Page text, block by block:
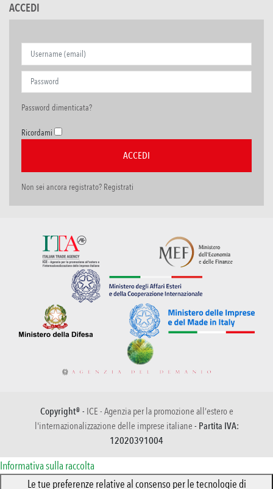
ACCEDI
Password dimenticata?
Ricordami
Non sei ancora registrato? Registrati
Copyright® - ICE - Agenzia per la promozione all’estero e
l'internazionalizzazione delle imprese italiane - Partita IVA:
12020391004
Informativa sulla raccolta
Le tue preferenze relative al consenso per le tecnologie di